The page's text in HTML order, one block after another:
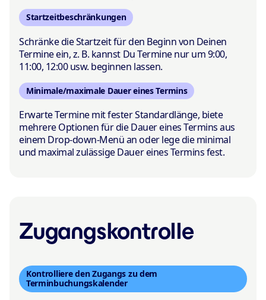
Startzeitbeschränkungen
Schränke die Startzeit für den Beginn von Deinen
Termine ein, z. B. kannst Du Termine nur um 9:00,
11:00, 12:00 usw. beginnen lassen.
Minimale/maximale Dauer eines Termins
Erwarte Termine mit fester Standardlänge, biete
mehrere Optionen für die Dauer eines Termins aus
einem Drop-down-Menü an oder lege die minimal
und maximal zulässige Dauer eines Termins fest.
Zugangskontrolle
Kontrolliere den Zugangs zu dem
Terminbuchungskalender